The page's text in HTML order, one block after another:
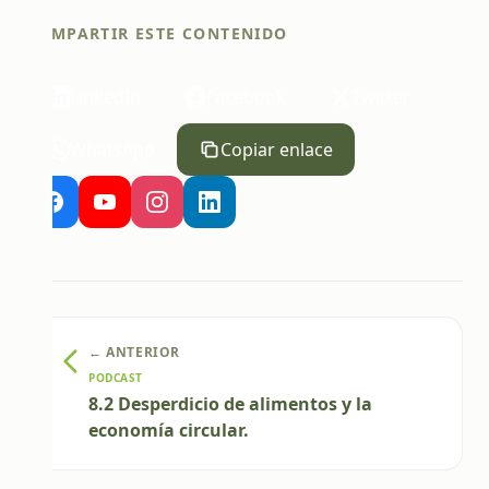
COMPARTIR ESTE CONTENIDO
Copiar enlace
← ANTERIOR
PODCAST
8.2 Desperdicio de alimentos y la
economía circular.